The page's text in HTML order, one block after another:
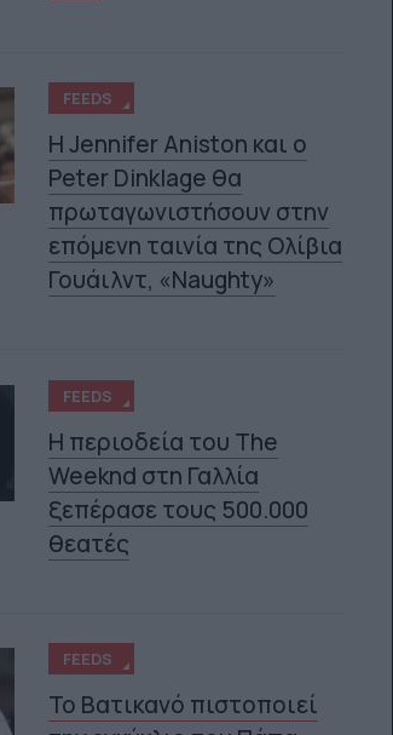
FEEDS
Η Jennifer Aniston και ο
Peter Dinklage θα
πρωταγωνιστήσουν στην
επόμενη ταινία της Ολίβια
Γουάιλντ, «Naughty»
FEEDS
Η περιοδεία του The
Weeknd στη Γαλλία
ξεπέρασε τους 500.000
θεατές
FEEDS
Το Βατικανό πιστοποιεί